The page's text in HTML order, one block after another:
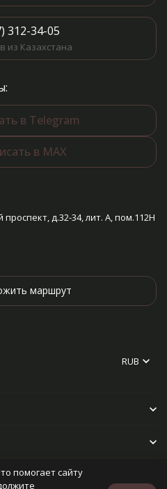
312-34-05
из Казахстана
в Telegram
в MAX
д.32-34, лит. А, пом.112Н
маршрут
RUB
помогает сайту